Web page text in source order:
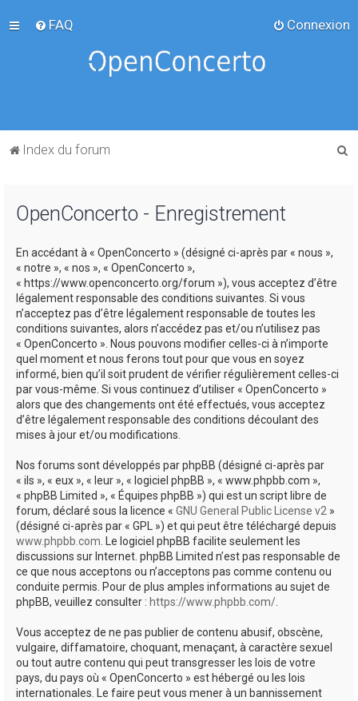
FAQ Connexion
Index du forum
OpenConcerto - Enregistrement
En accédant à « OpenConcerto » (désigné ci-après par « nous »,
« notre », « nos », « OpenConcerto »,
« https://www.openconcerto.org/forum »), vous acceptez d’être
légalement responsable des conditions suivantes. Si vous
n’acceptez pas d’être légalement responsable de toutes les
conditions suivantes, alors n’accédez pas et/ou n’utilisez pas
« OpenConcerto ». Nous pouvons modifier celles-ci à n’importe
quel moment et nous ferons tout pour que vous en soyez
informé, bien qu’il soit prudent de vérifier régulièrement celles-ci
par vous-même. Si vous continuez d’utiliser « OpenConcerto »
alors que des changements ont été effectués, vous acceptez
d’être légalement responsable des conditions découlant des
mises à jour et/ou modifications.
Nos forums sont développés par phpBB (désigné ci-après par
« ils », « eux », « leur », « logiciel phpBB », « www.phpbb.com »,
« phpBB Limited », « Équipes phpBB ») qui est un script libre de
forum, déclaré sous la licence « GNU General Public License v2 »
(désigné ci-après par « GPL ») et qui peut être téléchargé depuis
www.phpbb.com. Le logiciel phpBB facilite seulement les
discussions sur Internet. phpBB Limited n’est pas responsable de
ce que nous acceptons ou n’acceptons pas comme contenu ou
conduite permis. Pour de plus amples informations au sujet de
phpBB, veuillez consulter : https://www.phpbb.com/.
Vous acceptez de ne pas publier de contenu abusif, obscène,
vulgaire, diffamatoire, choquant, menaçant, à caractère sexuel
ou tout autre contenu qui peut transgresser les lois de votre
pays, du pays où « OpenConcerto » est hébergé ou les lois
internationales. Le faire peut vous mener à un bannissement